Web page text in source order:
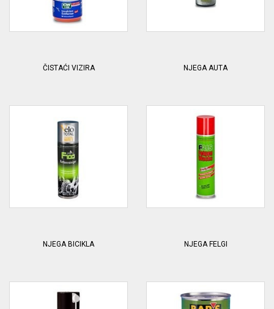
ČISTAĆI VIZIRA NJEGA AUTA
NJEGA BICIKLA NJEGA FELGI